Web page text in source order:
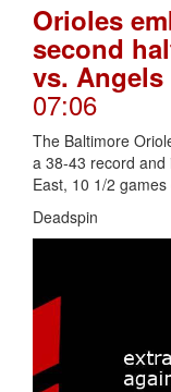
Orioles
second
vs. Angels
07:06
The Baltimore
a 38-43 record
East, 10 1/2
Deadspin